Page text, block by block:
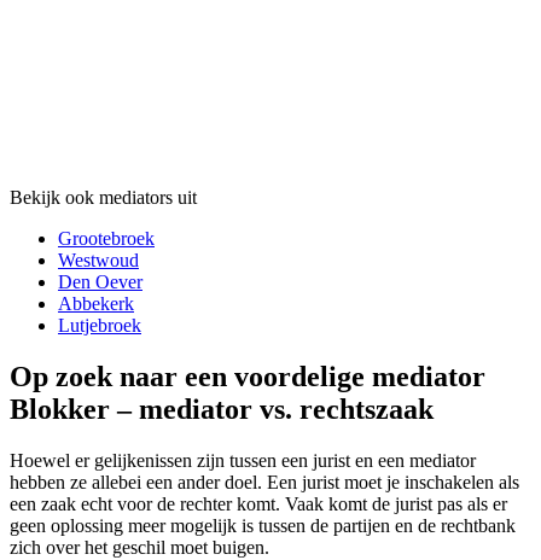
Bekijk ook mediators uit
Grootebroek
Westwoud
Den Oever
Abbekerk
Lutjebroek
Op zoek naar een voordelige mediator
Blokker – mediator vs. rechtszaak
Hoewel er gelijkenissen zijn tussen een jurist en een mediator
hebben ze allebei een ander doel. Een jurist moet je inschakelen als
een zaak echt voor de rechter komt. Vaak komt de jurist pas als er
geen oplossing meer mogelijk is tussen de partijen en de rechtbank
zich over het geschil moet buigen.